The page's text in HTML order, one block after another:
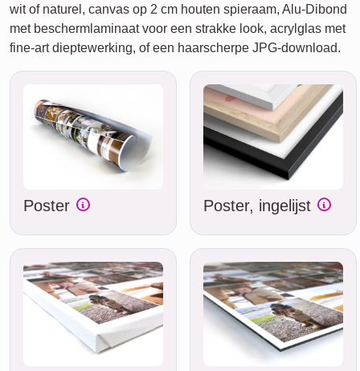
wit of naturel, canvas op 2 cm houten spieraam, Alu-Dibond
met beschermlaminaat voor een strakke look, acrylglas met
fine-art dieptewerking, of een haarscherpe JPG-download.
Poster Poster, ingelijst